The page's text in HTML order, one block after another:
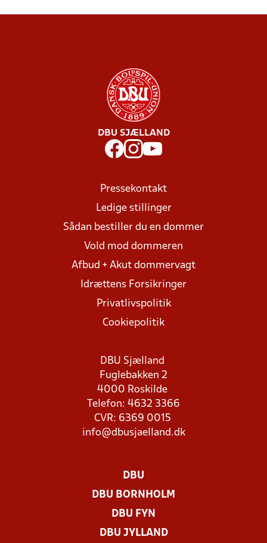
DBU SJÆLLAND
Pressekontakt
Ledige stillinger
Sådan bestiller du en dommer
Vold mod dommeren
Afbud + Akut dommervagt
Idrættens Forsikringer
Privatlivspolitik
Cookiepolitik
DBU Sjælland
Fuglebakken 2
4000 Roskilde
Telefon: 4632 3366
CVR: 6369 0015
info@dbusjaelland.dk
DBU
DBU BORNHOLM
DBU FYN
DBU JYLLAND